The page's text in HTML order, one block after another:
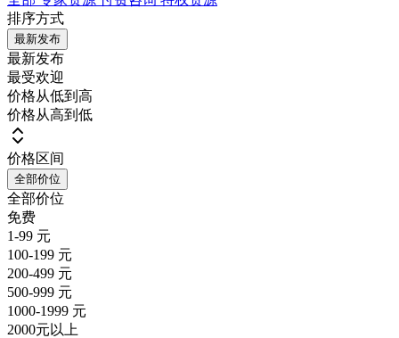
排序方式
最新发布
最新发布
最受欢迎
价格从低到高
价格从高到低
价格区间
全部价位
全部价位
免费
1-99 元
100-199 元
200-499 元
500-999 元
1000-1999 元
2000元以上